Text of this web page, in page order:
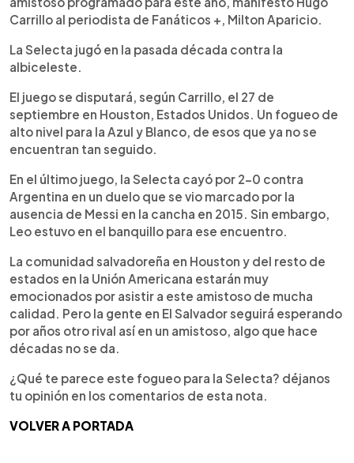
Carrillo al periodista de Fanáticos +, Milton Aparicio.
La Selecta jugó en la pasada década contra la
albiceleste.
El juego se disputará, según Carrillo, el 27 de
septiembre en Houston, Estados Unidos. Un fogueo de
alto nivel para la Azul y Blanco, de esos que ya no se
encuentran tan seguido.
En el último juego, la Selecta cayó por 2-0 contra
Argentina en un duelo que se vio marcado por la
ausencia de Messi en la cancha en 2015. Sin embargo,
Leo estuvo en el banquillo para ese encuentro.
La comunidad salvadoreña en Houston y del resto de
estados en la Unión Americana estarán muy
emocionados por asistir a este amistoso de mucha
calidad. Pero la gente en El Salvador seguirá esperando
por años otro rival así en un amistoso, algo que hace
décadas no se da.
¿Qué te parece este fogueo para la Selecta? déjanos
tu opinión en los comentarios de esta nota.
VOLVER A PORTADA